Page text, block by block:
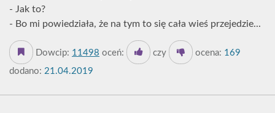
- Jak to?
- Bo mi powiedziała, że na tym to się cała wieś przejedzie...
Dowcip: 11498 oceń: czy ocena: 169
dodano: 21.04.2019